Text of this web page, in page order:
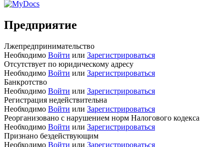
Предприятие
Лжепредпринимательство
Необходимо Войти или Зарегистрироваться
Отсутствует по юридическому адресу
Необходимо Войти или Зарегистрироваться
Банкротство
Необходимо Войти или Зарегистрироваться
Регистрация недействительна
Необходимо Войти или Зарегистрироваться
Реорганизовано с нарушением норм Налогового кодекса
Необходимо Войти или Зарегистрироваться
Признано бездействующим
Необходимо Войти или Зарегистрироваться